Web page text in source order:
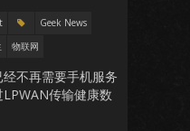
Geek News
物联网
不再需要手机服务
传输健康数